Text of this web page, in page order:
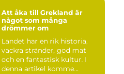
Att åka till Grekland är
något som många
drömmer om
Landet har en rik historia,
vackra stränder, god mat
och en fantastisk kultur. I
denna artikel komme...